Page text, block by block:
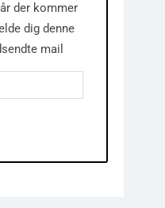
der kommer
dig denne
mail